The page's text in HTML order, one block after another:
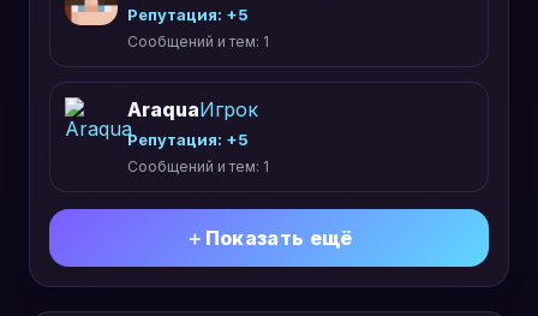
Репутация: +5
Сообщений и тем: 1
AraquaИгрок
Репутация: +5
Сообщений и тем: 1
Показать ещё